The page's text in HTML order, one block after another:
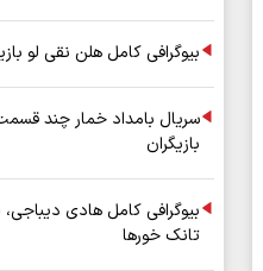
بیوگرافی کامل هلن نقی لو
سریال بامداد خمار چند
بازیگران
بیوگرافی کامل هادی
تانک خورها